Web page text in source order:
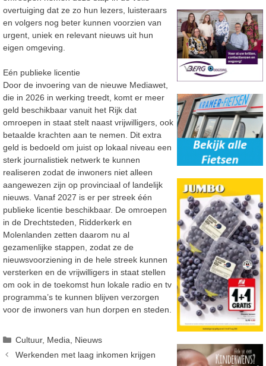
overtuiging dat ze zo hun lezers, luisteraars
en volgers nog beter kunnen voorzien van
urgent, uniek en relevant nieuws uit hun
eigen omgeving.
Eén publieke licentie
Door de invoering van de nieuwe Mediawet,
die in 2026 in werking treedt, komt er meer
geld beschikbaar vanuit het Rijk dat
omroepen in staat stelt naast vrijwilligers, ook
betaalde krachten aan te nemen. Dit extra
geld is bedoeld om juist op lokaal niveau een
sterk journalistiek netwerk te kunnen
realiseren zodat de inwoners niet alleen
aangewezen zijn op provinciaal of landelijk
nieuws. Vanaf 2027 is er per streek één
publieke licentie beschikbaar. De omroepen
in de Drechtsteden, Ridderkerk en
Molenlanden zetten daarom nu al
gezamenlijke stappen, zodat ze de
nieuwsvoorziening in de hele streek kunnen
versterken en de vrijwilligers in staat stellen
om ook in de toekomst hun lokale radio en tv
programma’s te kunnen blijven verzorgen
voor de inwoners van hun dorpen en steden.
Categorieën
Cultuur, Media, Nieuws
Werkenden met laag inkomen krijgen